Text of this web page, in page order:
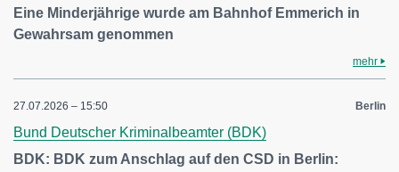
Eine Minderjährige wurde am Bahnhof Emmerich in
Gewahrsam genommen
mehr
27.07.2026 – 15:50 Berlin
Bund Deutscher Kriminalbeamter (BDK)
BDK: BDK zum Anschlag auf den CSD in Berlin: